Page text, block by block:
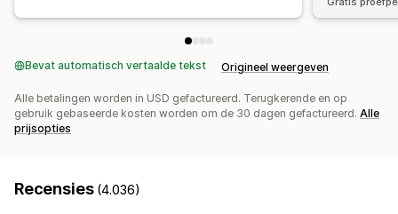
Bevat automatisch vertaalde tekst Origineel weergeven
Alle betalingen worden in USD gefactureerd. Terugkerende en op
gebruik gebaseerde kosten worden om de 30 dagen gefactureerd. Alle
prijsopties
Recensies (4.036)